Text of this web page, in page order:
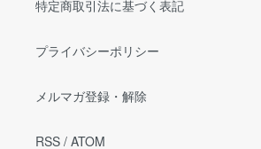
特定商取引法に基づく表記
プライバシーポリシー
メルマガ登録・解除
RSS / ATOM